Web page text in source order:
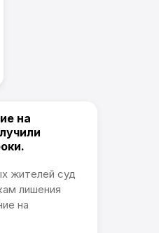
на
жителей суд
лишения
на